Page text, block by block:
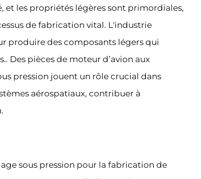
et les propriétés légères sont primordiales,
de fabrication vital. L'industrie
produire des composants légers qui
Des pièces de moteur d’avion aux
pression jouent un rôle crucial dans
aérospatiaux, contribuer à
sous pression pour la fabrication de